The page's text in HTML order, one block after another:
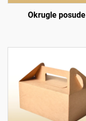
Okrugle posude